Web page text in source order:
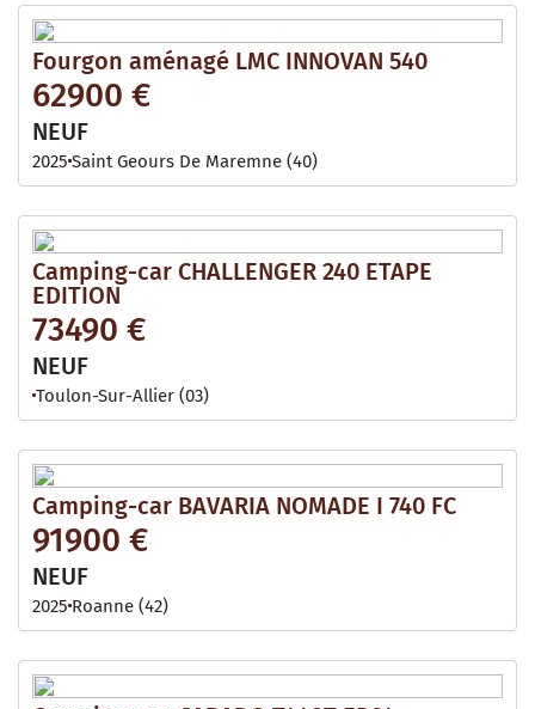
Fourgon aménagé LMC INNOVAN 540
62900 €
NEUF
2025 Saint Geours De Maremne (40)
Camping-car CHALLENGER 240 ETAPE
EDITION
73490 €
NEUF
Toulon-Sur-Allier (03)
Camping-car BAVARIA NOMADE I 740 FC
91900 €
NEUF
2025 Roanne (42)